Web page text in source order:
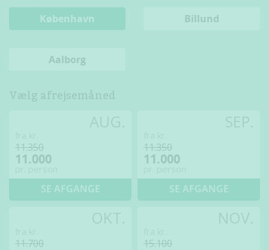
København Billund
Aalborg
Vælg afrejsemåned
11.350
11.000
SE AFGANGE
11.350
11.000
SE AFGANGE
11.700 15.100